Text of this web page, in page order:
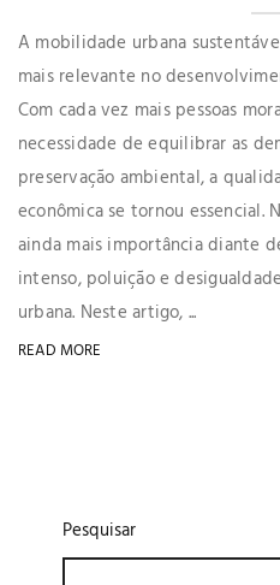
A mobilidade urbana
mais relevante no
Com cada vez mais pessoas
necessidade de equilibrar as
preservação ambiental, a
econômica se tornou essencial.
ainda mais importância diante
intenso, poluição e
urbana. Neste artigo, ...
READ MORE
Pesquisar